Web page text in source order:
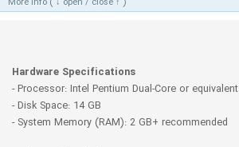
Hardware Specifications
- Processor: Intel Pentium Dual-Core or equivalent
- Disk Space: 14 GB
- System Memory (RAM): 2 GB+ recommended